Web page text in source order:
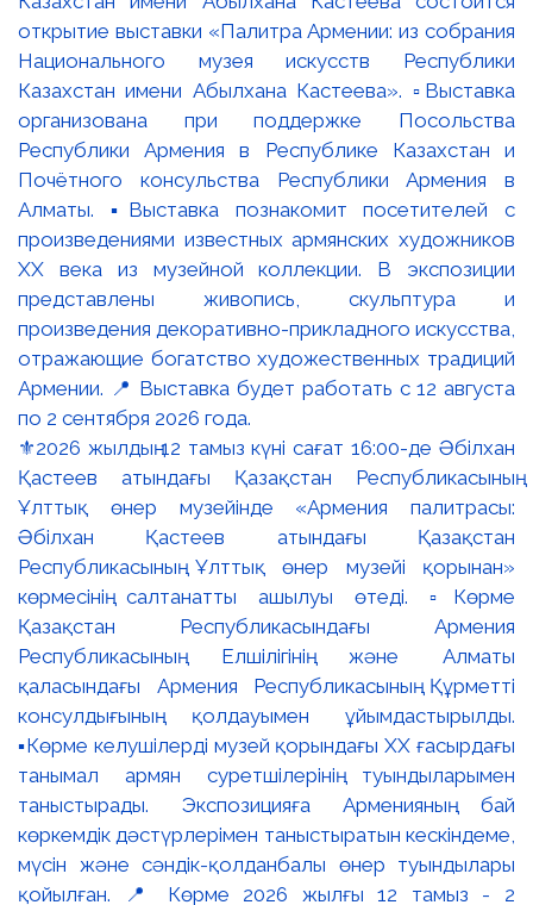
⚜️2026 жылдың 12 тамыз күні сағат 16:00-де Әбілхан
Қастеев атындағы Қазақстан Республикасының
Ұлттық өнер музейінде «Армения палитрасы:
Әбілхан Қастеев атындағы Қазақстан
Республикасының Ұлттық өнер музейі қорынан»
көрмесінің салтанатты ашылуы өтеді. ▫️Көрме
Қазақстан Республикасындағы Армения
Республикасының Елшілігінің және Алматы
қаласындағы Армения Республикасының Құрметті
консулдығының қолдауымен ұйымдастырылды.
▪️Көрме келушілерді музей қорындағы ХХ ғасырдағы
танымал армян суретшілерінің туындыларымен
таныстырады. Экспозицияға Арменияның бай
көркемдік дәстүрлерімен таныстыратын кескіндеме,
мүсін және сәндік-қолданбалы өнер туындылары
қойылған. 📍 Көрме 2026 жылғы 12 тамыз - 2